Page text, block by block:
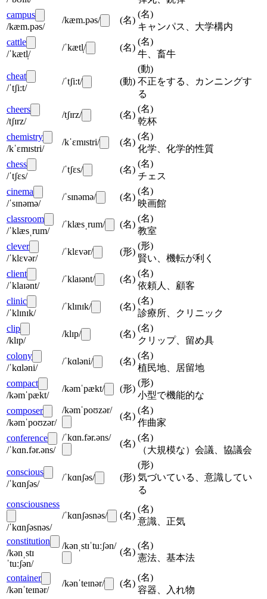
campus
/kæm.pəs/
/kæm.pəs/ (名)
(名)
キャンパス、大学構内
cattle
/ˈkætl̩/
/ˈkætl̩/ (名)
(名)
牛、畜牛
cheat
/ˈtʃi:t/
/ˈtʃi:t/ (動)
(動)
不正をする、カンニングす
る
cheers
/tʃɪrz/
/tʃɪrz/ (名)
(名)
乾杯
chemistry
/kˈɛmɪstri/
/kˈɛmɪstri/ (名)
(名)
化学、化学的性質
chess
/ˈtʃɛs/
/ˈtʃɛs/ (名)
(名)
チェス
cinema
/ˈsɪnəmə/
/ˈsɪnəmə/ (名)
(名)
映画館
classroom
/ˈklæsˌrum/
/ˈklæsˌrum/ (名)
(名)
教室
clever
/ˈklɛvər/
/ˈklɛvər/ (形)
(形)
賢い、機転が利く
client
/ˈklaɪənt/
/ˈklaɪənt/ (名)
(名)
依頼人、顧客
clinic
/ˈklɪnɪk/
/ˈklɪnɪk/ (名)
(名)
診療所、クリニック
clip
/klɪp/
/klɪp/ (名)
(名)
クリップ、留め具
colony
/ˈkɑləni/
/ˈkɑləni/ (名)
(名)
植民地、居留地
compact
/kəmˈpækt/
/kəmˈpækt/ (形)
(形)
小型で機能的な
composer
/kəmˈpoʊzər/
/kəmˈpoʊzər/
(名)
(名)
作曲家
conference
/ˈkɑn.fər.əns/
/ˈkɑn.fər.əns/
(名)
(名)
（大規模な）会議、協議会
conscious
/ˈkɑnʃəs/
/ˈkɑnʃəs/ (形)
(形)
気づいている、意識してい
る
consciousness
/ˈkɑnʃəsnəs/
/ˈkɑnʃəsnəs/ (名)
(名)
意識、正気
constitution
/kənˌstɪ
ˈtuːʃən/
/kənˌstɪˈtuːʃən/
(名)
(名)
憲法、基本法
container
/kənˈteɪnər/
/kənˈteɪnər/ (名)
(名)
容器、入れ物